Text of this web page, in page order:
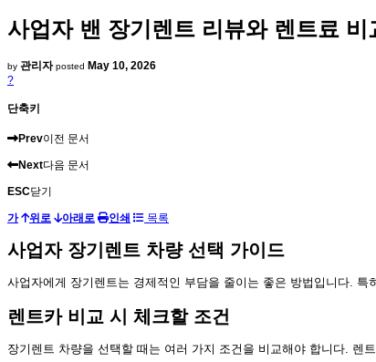
사업자 밴 장기렌트 리뷰와 렌트료 비
by 관리자 posted May 10, 2026
?
단축키
Prev이전 문서
Next다음 문서
ESC닫기
가 위로 아래로 인쇄 목록
사업자 장기렌트 차량 선택 가이드
사업자에게 장기렌트는 경제적인 부담을 줄이는 좋은 방법입니다.
렌트카 비교 시 체크할 조건
장기렌트 차량을 선택할 때는 여러 가지 조건을 비교해야 합니다. 렌